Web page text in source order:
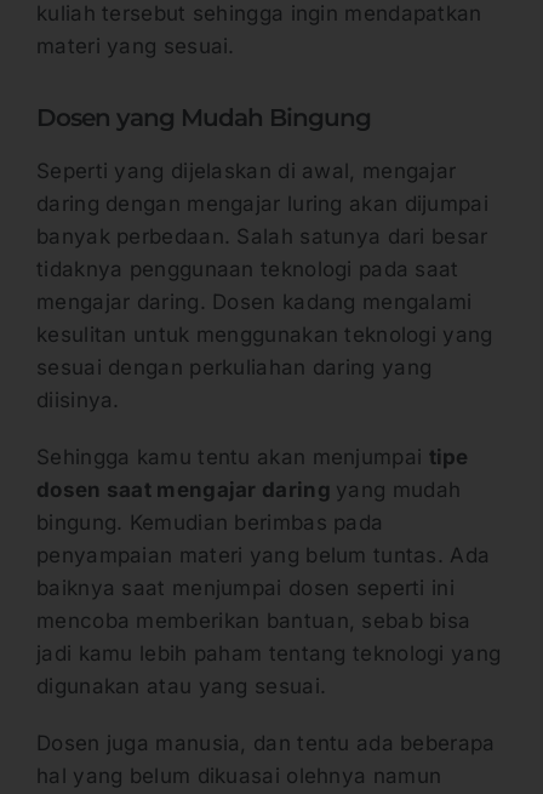
kuliah tersebut sehingga ingin mendapatkan
materi yang sesuai.
Dosen yang Mudah Bingung
Seperti yang dijelaskan di awal, mengajar
daring dengan mengajar luring akan dijumpai
banyak perbedaan. Salah satunya dari besar
tidaknya penggunaan teknologi pada saat
mengajar daring. Dosen kadang mengalami
kesulitan untuk menggunakan teknologi yang
sesuai dengan perkuliahan daring yang
diisinya.
Sehingga kamu tentu akan menjumpai tipe
dosen saat mengajar daring yang mudah
bingung. Kemudian berimbas pada
penyampaian materi yang belum tuntas. Ada
baiknya saat menjumpai dosen seperti ini
mencoba memberikan bantuan, sebab bisa
jadi kamu lebih paham tentang teknologi yang
digunakan atau yang sesuai.
Dosen juga manusia, dan tentu ada beberapa
hal yang belum dikuasai olehnya namun